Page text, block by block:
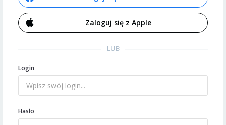
Zaloguj się z Apple
LUB
Login
Hasło